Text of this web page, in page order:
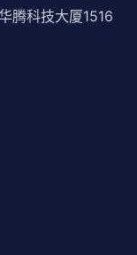
腾科技大厦1516